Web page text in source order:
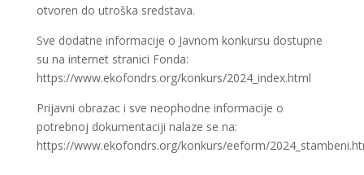
otvoren do utroška sredstava.
Sve dodatne informacije o Javnom konkursu dostupne
su na internet stranici Fonda:
https://www.ekofondrs.org/konkurs/2024_index.html
Prijavni obrazac i sve neophodne informacije o
potrebnoj dokumentaciji nalaze se na:
https://www.ekofondrs.org/konkurs/eeform/